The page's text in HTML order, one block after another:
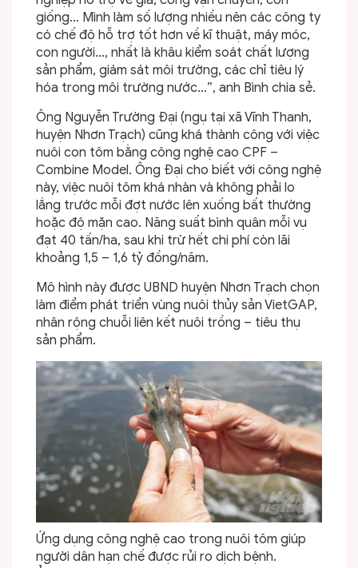
giống… Mình làm số lượng nhiều nên các công ty
có chế độ hỗ trợ tốt hơn về kĩ thuật, máy móc,
con người…, nhất là khâu kiểm soát chất lượng
sản phẩm, giám sát môi trường, các chỉ tiêu lý
hóa trong môi trường nước…”, anh Bình chia sẻ.
Ông Nguyễn Trường Đại (ngụ tại xã Vĩnh Thanh,
huyện Nhơn Trạch) cũng khá thành công với việc
nuôi con tôm bằng công nghệ cao CPF –
Combine Model. Ông Đại cho biết với công nghệ
này, việc nuôi tôm khá nhàn và không phải lo
lắng trước mỗi đợt nước lên xuống bất thường
hoặc độ mặn cao. Năng suất bình quân mỗi vụ
đạt 40 tấn/ha, sau khi trừ hết chi phí còn lãi
khoảng 1,5 – 1,6 tỷ đồng/năm.
Mô hình này được UBND huyện Nhơn Trạch chọn
làm điểm phát triển vùng nuôi thủy sản VietGAP,
nhân rộng chuỗi liên kết nuôi trồng – tiêu thụ
sản phẩm.
Ứng dụng công nghệ cao trong nuôi tôm giúp
người dân hạn chế được rủi ro dịch bệnh.